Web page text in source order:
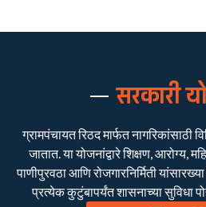
सरकारी
ग्रामपंचायत रिठद मार्फत नागरिकांसाठी
जातात. या योजनांद्वारे शिक्षण, आरोग्य,
पाणीपुरवठा आणि रोजगारनिर्मिती
प्रत्येक कुटुंबापर्यंत शासनाच्या सुविधा